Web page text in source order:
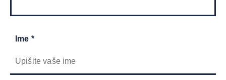
Ime *